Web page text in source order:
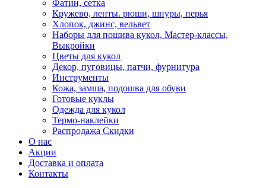
Фатин, сетка
Кружево, ленты. рюши, шнуры, перья
Хлопок, джинс, вельвет
Наборы для пошива кукол, Мастер-классы,
Выкройки
Цветы для кукол
Декор, пуговицы, патчи, фурнитура
Инструменты
Кожа, замша, подошва для обуви
Готовые куклы
Одежда для кукол
Термо-наклейки
Распродажа Скидки
О нас
Акции
Доставка и оплата
Контакты